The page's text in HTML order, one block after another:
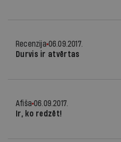
Recenzija 06.09.2017.
Durvis ir atvērtas
Afiša 06.09.2017.
Ir, ko redzēt!